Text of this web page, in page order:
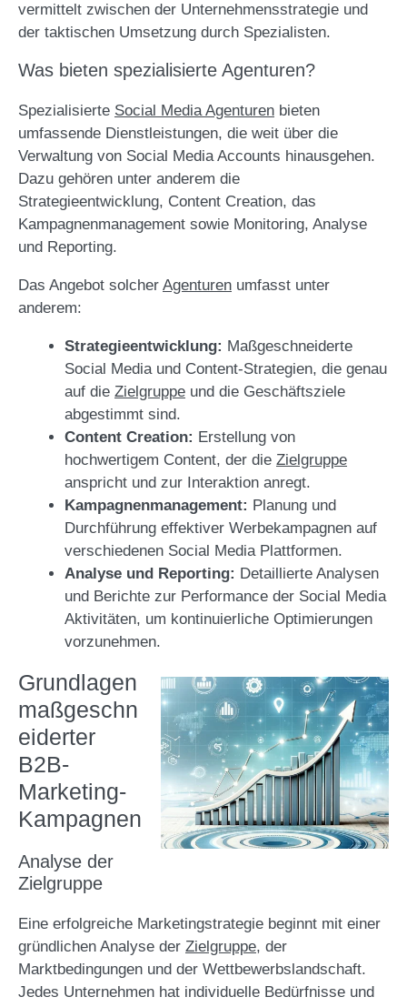
vermittelt zwischen der Unternehmensstrategie und
der taktischen Umsetzung durch Spezialisten.
Was bieten spezialisierte Agenturen?
Spezialisierte Social Media Agenturen bieten
umfassende Dienstleistungen, die weit über die
Verwaltung von Social Media Accounts hinausgehen.
Dazu gehören unter anderem die
Strategieentwicklung, Content Creation, das
Kampagnenmanagement sowie Monitoring, Analyse
und Reporting.
Das Angebot solcher Agenturen umfasst unter
anderem:
Strategieentwicklung: Maßgeschneiderte
Social Media und Content-Strategien, die genau
auf die Zielgruppe und die Geschäftsziele
abgestimmt sind.
Content Creation: Erstellung von
hochwertigem Content, der die Zielgruppe
anspricht und zur Interaktion anregt.
Kampagnenmanagement: Planung und
Durchführung effektiver Werbekampagnen auf
verschiedenen Social Media Plattformen.
Analyse und Reporting: Detaillierte Analysen
und Berichte zur Performance der Social Media
Aktivitäten, um kontinuierliche Optimierungen
vorzunehmen.
Grundlagen
maßgeschn
eiderter
B2B-
Marketing-
Kampagnen
Analyse der
Zielgruppe
Eine erfolgreiche Marketingstrategie beginnt mit einer
gründlichen Analyse der Zielgruppe, der
Marktbedingungen und der Wettbewerbslandschaft.
Jedes Unternehmen hat individuelle Bedürfnisse und